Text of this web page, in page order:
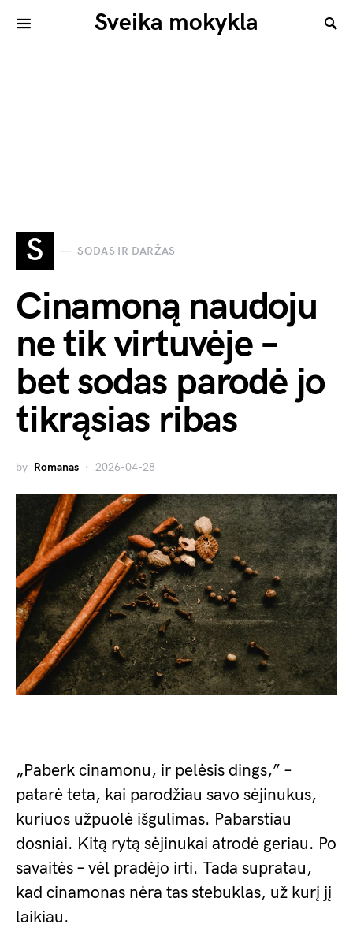
Sveika mokykla
S SODAS IR DARŽAS
Cinamoną naudoju
ne tik virtuvėje –
bet sodas parodė jo
tikrąsias ribas
by Romanas 2026-04-28
„Paberk cinamonu, ir pelėsis dings,” –
patarė teta, kai parodžiau savo sėjinukus,
kuriuos užpuolė išgulimas. Pabarstiau
dosniai. Kitą rytą sėjinukai atrodė geriau. Po
savaitės – vėl pradėjo irti. Tada supratau,
kad cinamonas nėra tas stebuklas, už kurį jį
laikiau.